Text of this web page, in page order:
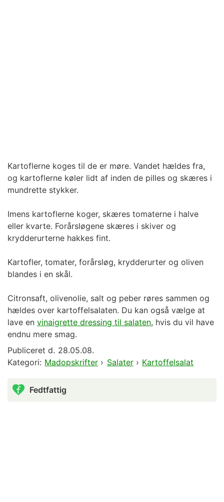
Kartoflerne koges til de er møre. Vandet hældes fra,
og kartoflerne køler lidt af inden de pilles og skæres i
mundrette stykker.
Imens kartoflerne koger, skæres tomaterne i halve
eller kvarte. Forårsløgene skæres i skiver og
krydderurterne hakkes fint.
Kartofler, tomater, forårsløg, krydderurter og oliven
blandes i en skål.
Citronsaft, olivenolie, salt og peber røres sammen og
hældes over kartoffelsalaten. Du kan også vælge at
lave en vinaigrette dressing til salaten, hvis du vil have
endnu mere smag.
Publiceret d. 28.05.08.
Kategori: Madopskrifter › Salater› Kartoffelsalat
Fedtfattig